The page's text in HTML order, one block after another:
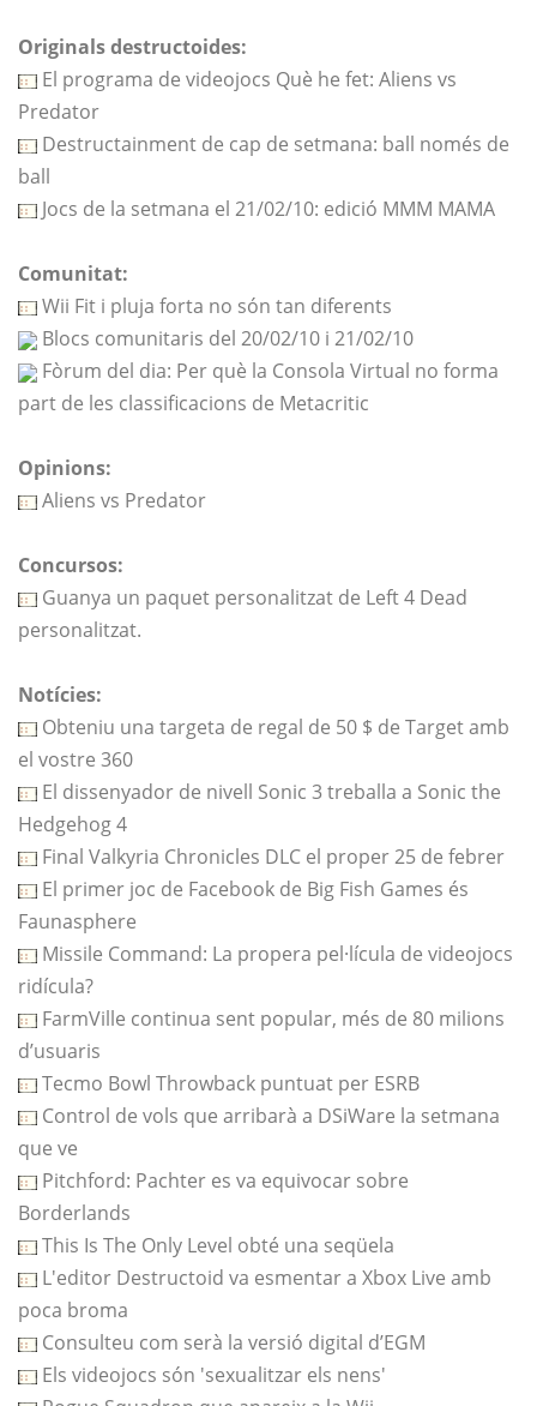
Originals destructoides:
El programa de videojocs Què he fet: Aliens vs
Predator
Destructainment de cap de setmana: ball només de
ball
Jocs de la setmana el 21/02/10: edició MMM MAMA
Comunitat:
Wii Fit i pluja forta no són tan diferents
Blocs comunitaris del 20/02/10 i 21/02/10
Fòrum del dia: Per què la Consola Virtual no forma
part de les classificacions de Metacritic
Opinions:
Aliens vs Predator
Concursos:
Guanya un paquet personalitzat de Left 4 Dead
personalitzat.
Notícies:
Obteniu una targeta de regal de 50 $ de Target amb
el vostre 360
El dissenyador de nivell Sonic 3 treballa a Sonic the
Hedgehog 4
Final Valkyria Chronicles DLC el proper 25 de febrer
El primer joc de Facebook de Big Fish Games és
Faunasphere
Missile Command: La propera pel·lícula de videojocs
ridícula?
FarmVille continua sent popular, més de 80 milions
d’usuaris
Tecmo Bowl Throwback puntuat per ESRB
Control de vols que arribarà a DSiWare la setmana
que ve
Pitchford: Pachter es va equivocar sobre
Borderlands
This Is The Only Level obté una seqüela
L'editor Destructoid va esmentar a Xbox Live amb
poca broma
Consulteu com serà la versió digital d’EGM
Els videojocs són 'sexualitzar els nens'